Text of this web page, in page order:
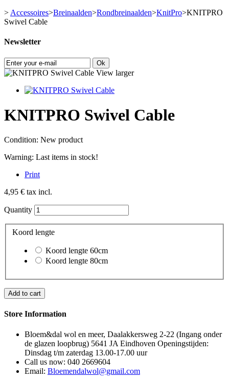
> Accessoires>Breinaalden>Rondbreinaalden>KnitPro>KNITPRO
Swivel Cable
Newsletter
Ok
View larger
KNITPRO Swivel Cable
Condition: New product
Warning: Last items in stock!
Print
4,95 € tax incl.
Quantity
Koord lengte
Koord lengte 60cm
Koord lengte 80cm
Add to cart
Store Information
Bloem&dal wol en meer, Daalakkersweg 2-22 (Ingang onder
de glazen loopbrug) 5641 JA Eindhoven Openingstijden:
Dinsdag t/m zaterdag 13.00-17.00 uur
Call us now: 040 2669604
Email: Bloemendalwol@gmail.com